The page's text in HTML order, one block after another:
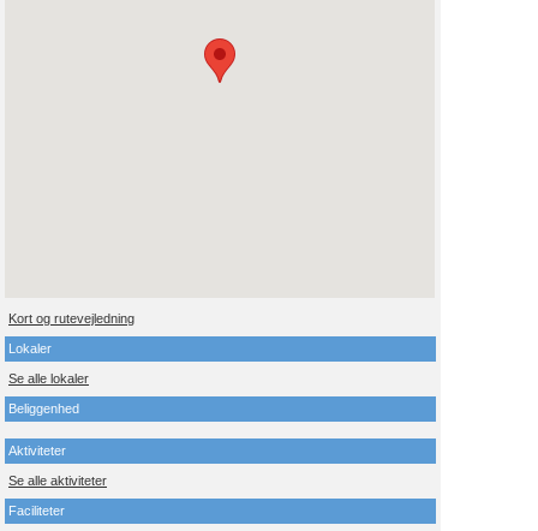
Kort og rutevejledning
Lokaler
Se alle lokaler
Beliggenhed
Aktiviteter
Se alle aktiviteter
Faciliteter